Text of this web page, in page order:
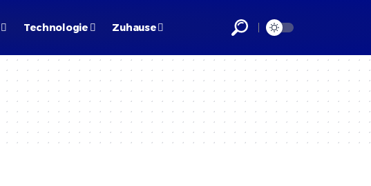
Technologie Zuhause